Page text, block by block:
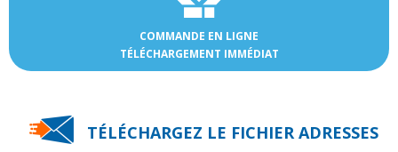
COMMANDE EN LIGNE
TÉLÉCHARGEMENT IMMÉDIAT
TÉLÉCHARGEZ LE FICHIER ADRESSES